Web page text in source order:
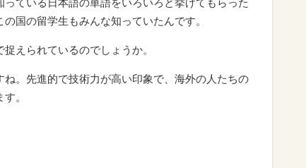
ている日本語の単語をいろいろと挙げてもらった
国の留学生もみんな知っていたんです。
えられているのでしょうか。
。先進的で技術力が高い印象で、海外の人たちの
。